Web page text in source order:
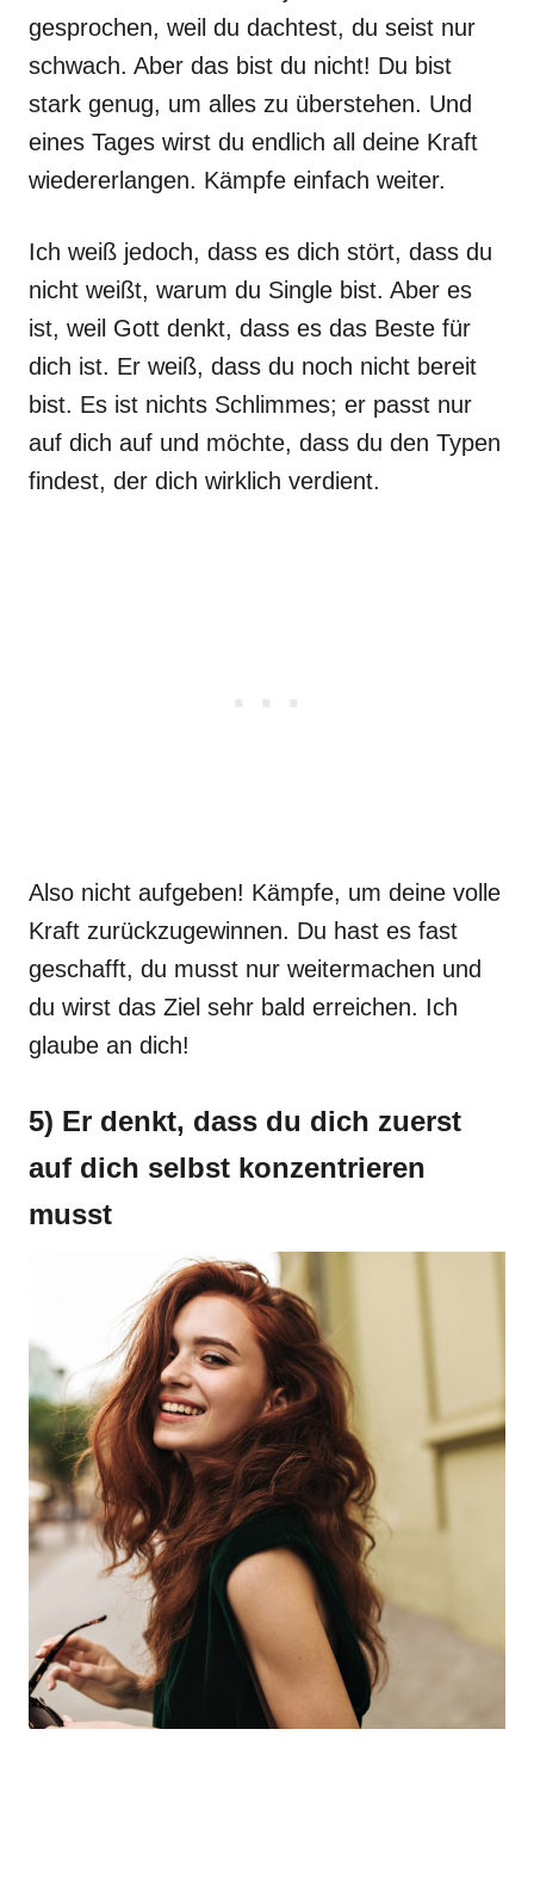
gesprochen, weil du dachtest, du seist nur
schwach. Aber das bist du nicht! Du bist
stark genug, um alles zu überstehen. Und
eines Tages wirst du endlich all deine Kraft
wiedererlangen. Kämpfe einfach weiter.
Ich weiß jedoch, dass es dich stört, dass du
nicht weißt, warum du Single bist. Aber es
ist, weil Gott denkt, dass es das Beste für
dich ist. Er weiß, dass du noch nicht bereit
bist. Es ist nichts Schlimmes; er passt nur
auf dich auf und möchte, dass du den Typen
findest, der dich wirklich verdient.
Also nicht aufgeben! Kämpfe, um deine volle
Kraft zurückzugewinnen. Du hast es fast
geschafft, du musst nur weitermachen und
du wirst das Ziel sehr bald erreichen. Ich
glaube an dich!
5) Er denkt, dass du dich zuerst
auf dich selbst konzentrieren
musst